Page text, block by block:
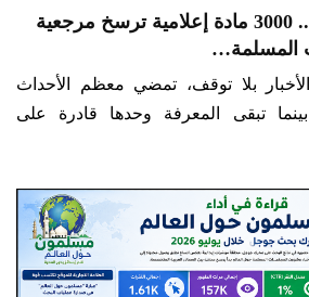
مسلمون حول العالم.. 3000 مادة إعلامية ترسخ مرجعية
المسلمة…
بلا توقف، تمضي معظم الأحداث
تبقى المعرفة وحدها قادرة على